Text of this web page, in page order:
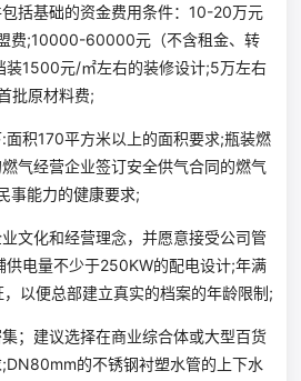
基础的资金费用条件：10-20万元
费;10000-60000元（不含租金、转
装1500元/㎡左右的装修设计;5万左右
批原材料费;
积170平方米以上的面积要求;瓶装燃
气经营企业签订安全供气合同的燃气
事能力的健康要求;
化和经营理念，并愿意接受公司管
供电量不少于250KW的配电设计;年满
以便总部建立真实的档案的年龄限制;
建议选择在商业综合体或大型百货
的不锈钢衬塑水管的上下水